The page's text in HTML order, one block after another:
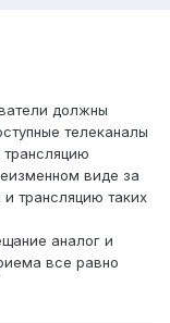
должны
телеканалы
виде за
трансляцию таких
аналог и
все равно